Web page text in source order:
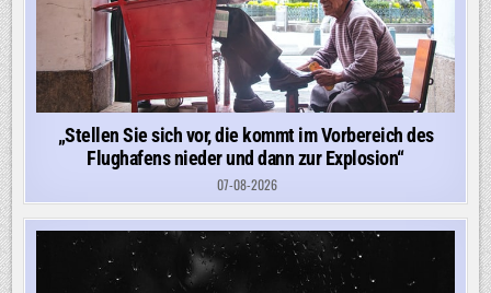
„Stellen Sie sich vor, die kommt im Vorbereich des
Flughafens nieder und dann zur Explosion“
07-08-2026